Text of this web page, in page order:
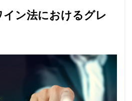
ン法におけるグレ